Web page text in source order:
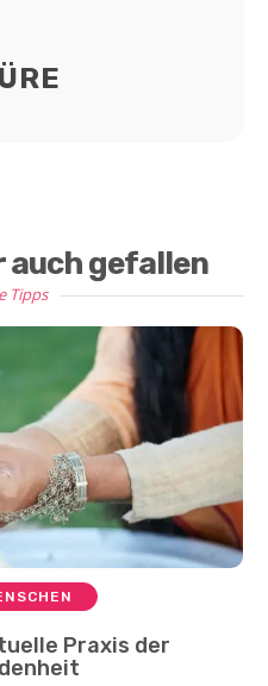
auch gefallen
Tipps
Praxis der